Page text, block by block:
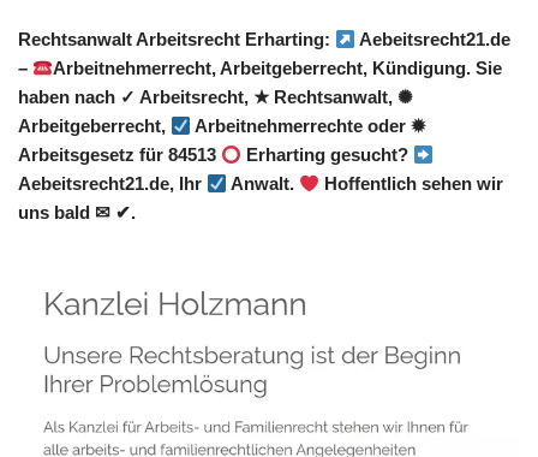
Rechtsanwalt Arbeitsrecht Erharting:
Aebeitsrecht21.de
–
Arbeitnehmerrecht, Arbeitgeberrecht, Kündigung. Sie
haben nach ✓ Arbeitsrecht, ★ Rechtsanwalt, ✺
Arbeitgeberrecht,
Arbeitnehmerrechte oder ✹
Arbeitsgesetz für 84513
Erharting gesucht?
Aebeitsrecht21.de, Ihr
Anwalt.
Hoffentlich sehen wir
uns bald ✉ ✔.